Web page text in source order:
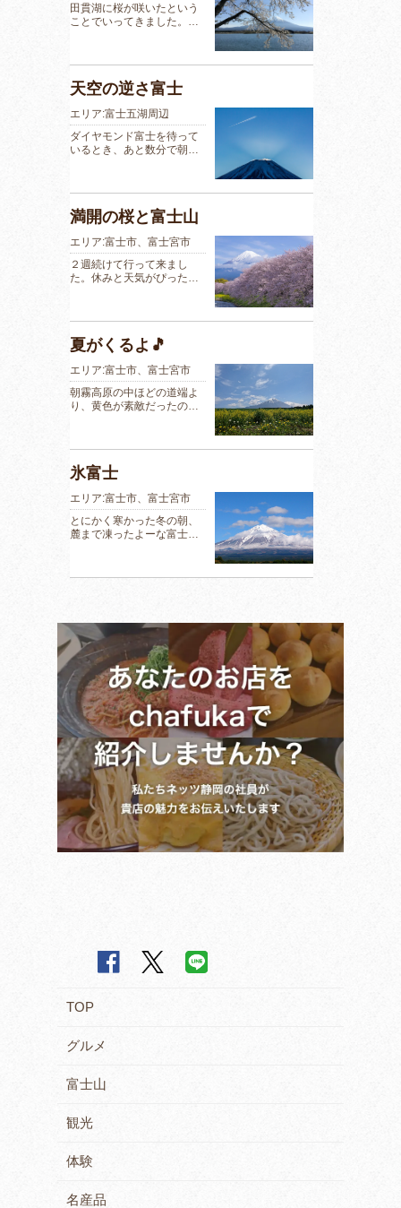
田貫湖に桜が咲いたという
ことでいってきました。…
天空の逆さ富士
エリア:富士五湖周辺
ダイヤモンド富士を待って
いるとき、あと数分で朝…
満開の桜と富士山
エリア:富士市、富士宮市
２週続けて行って来まし
た。休みと天気がぴった…
夏がくるよ🎵
エリア:富士市、富士宮市
朝霧高原の中ほどの道端よ
り、黄色が素敵だったの…
氷富士
エリア:富士市、富士宮市
とにかく寒かった冬の朝、
麓まで凍ったよーな富士…
TOP
グルメ
富士山
観光
体験
名産品